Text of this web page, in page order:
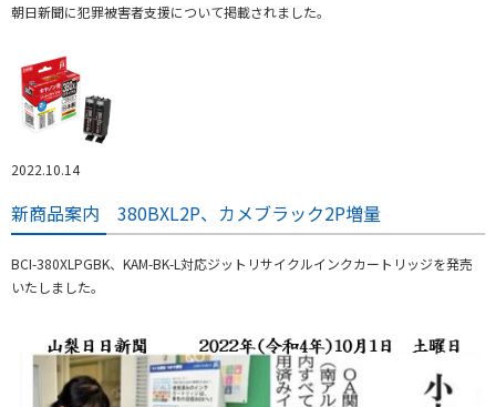
朝日新聞に犯罪被害者支援について掲載されました。
2022.10.14
新商品案内 380BXL2P、カメブラック2P増量
BCI-380XLPGBK、KAM-BK-L対応ジットリサイクルインクカートリッジを発売
いたしました。